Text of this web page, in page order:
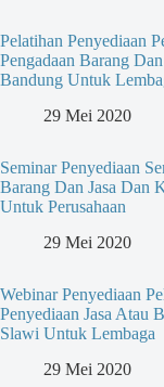
Pelatihan Penyediaan
Pengadaan Barang
Bandung Untuk
29 Mei 2020
Seminar Penyediaan
Barang Dan Jasa Dan
Untuk Perusahaan
29 Mei 2020
Webinar Penyediaan
Penyediaan Jasa Atau
Slawi Untuk Lembaga
29 Mei 2020